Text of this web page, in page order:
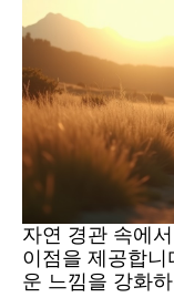
자연 경관 속에
이점을 제공합니
운 느낌을 강화